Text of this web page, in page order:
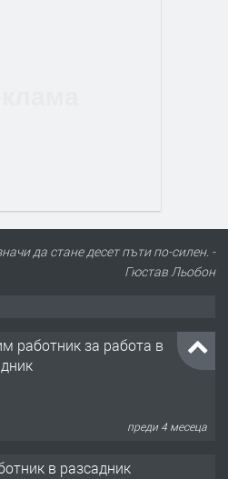
да стане десет пъти по-силен. -
Гюстав Льобон
работник за работа в
преди 4 месеца
в разсадник